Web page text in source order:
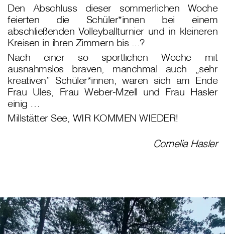
Den Abschluss dieser sommerlichen Woche
feierten die Schüler*innen bei einem
abschließenden Volleyballturnier und in kleineren
Kreisen in ihren Zimmern bis ...?
Nach einer so sportlichen Woche mit
ausnahmslos braven, manchmal auch „sehr
kreativen” Schüler*innen, waren sich am Ende
Frau Ules, Frau Weber-Mzell und Frau Hasler
einig …
Millstätter See, WIR KOMMEN WIEDER!
Cornelia Hasler